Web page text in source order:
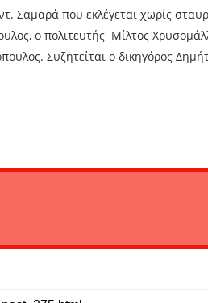
Σαμαρά που εκλέγεται χωρίς
ο πολιτευτής Μίλτος
Συζητείται ο δικηγόρος